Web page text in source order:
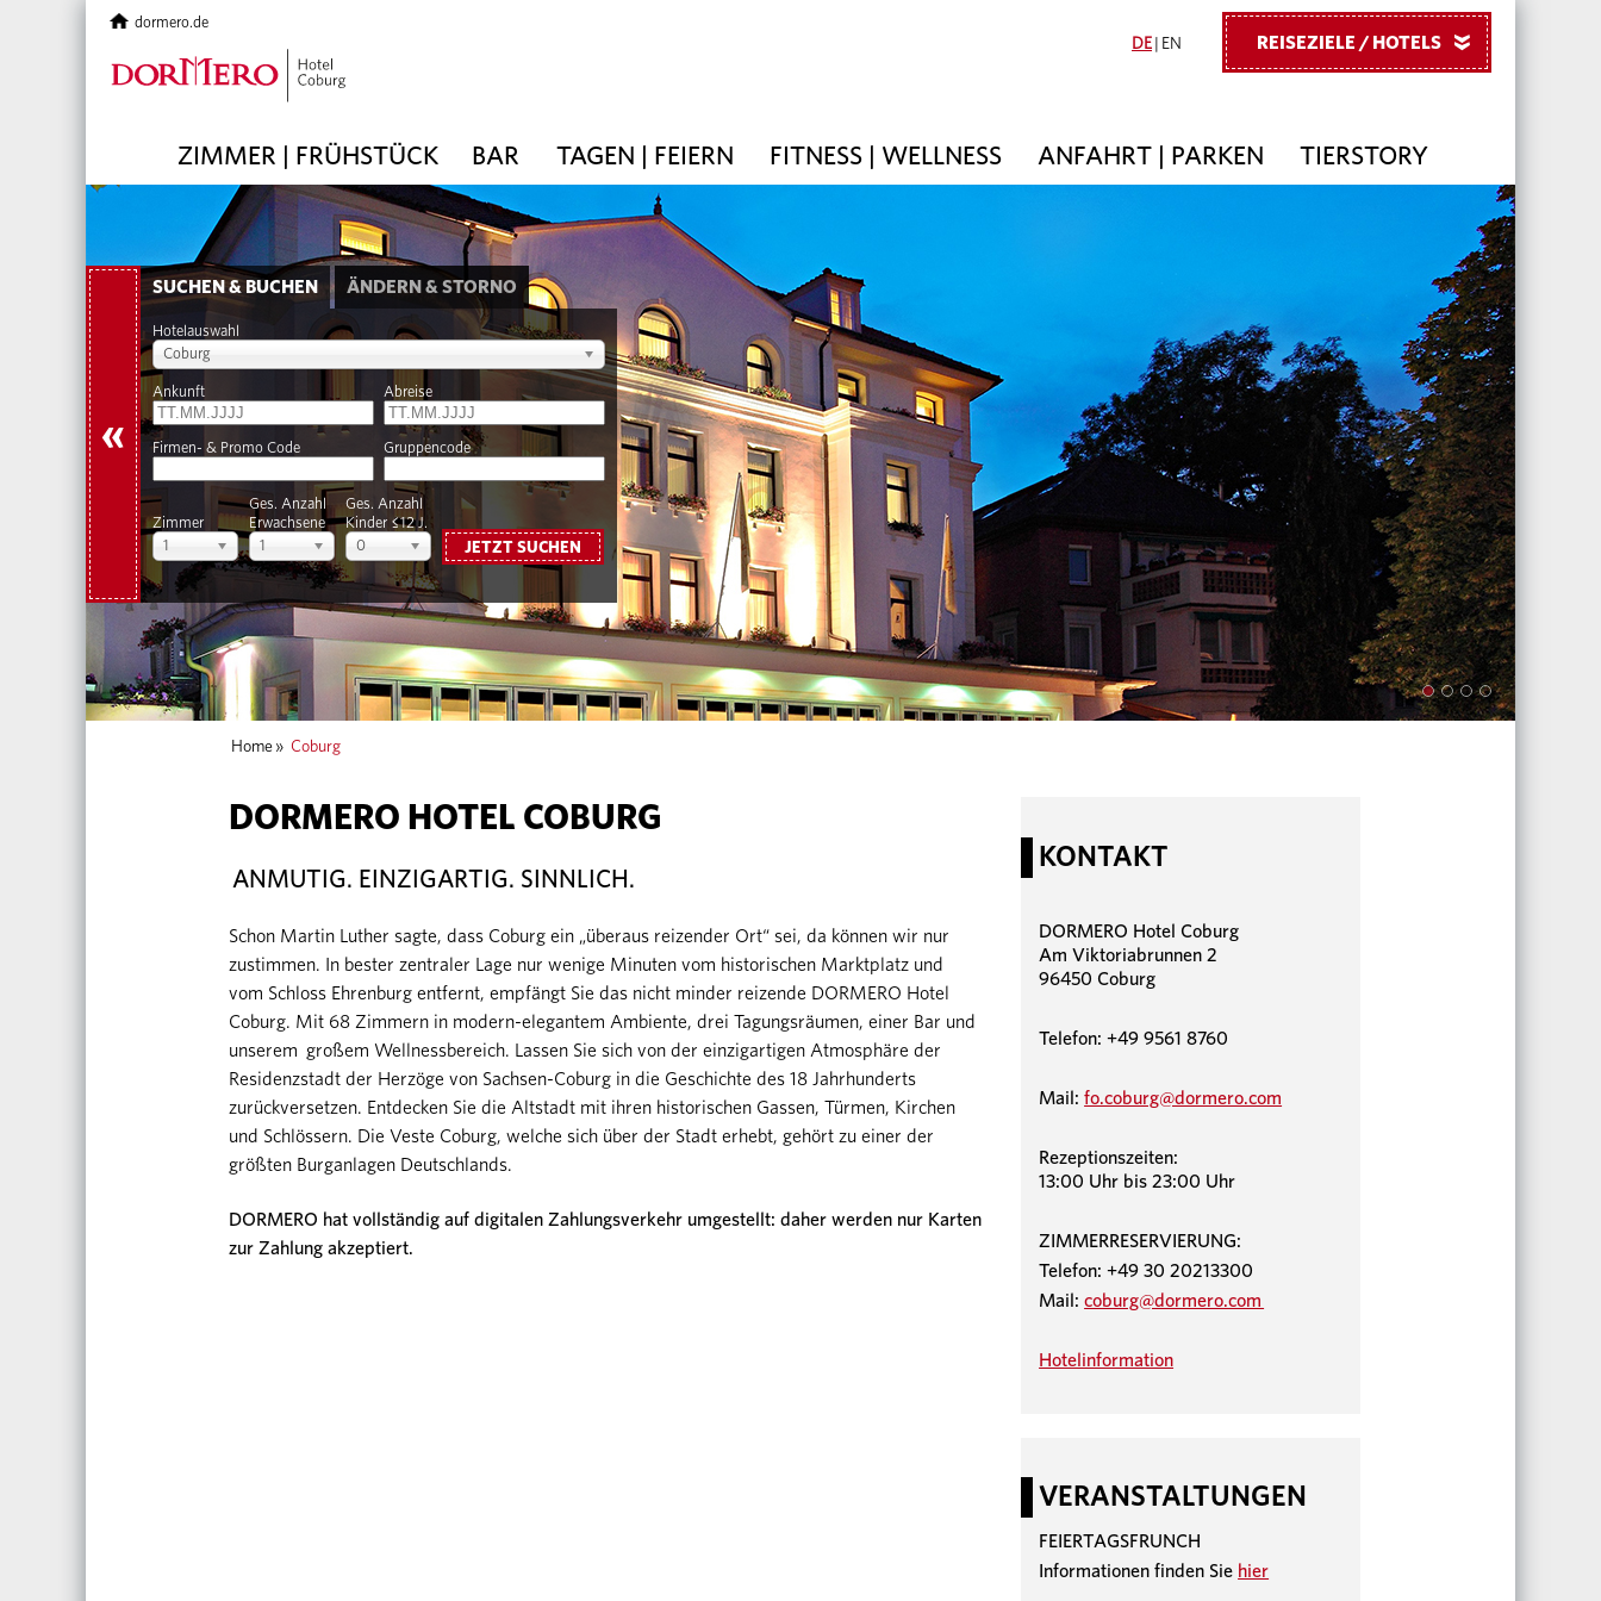
DE EN
ZIMMER | FRÜHSTÜCK BAR TAGEN | FEIERN FITNESS | WELLNESS ANFAHRT | PARKEN TIERSTORY
dormero.de
REISEZIELE / HOTELS »
«
SUCHEN & BUCHEN ÄNDERN & STORNO
Hotelauswahl
Coburg
Ankunft Abreise
Firmen- & Promo Code Gruppencode
Zimmer
1
Ges. Anzahl
Erwachsene
1
Ges. Anzahl
Kinder ≤12 J.
0
JETZT SUCHEN
Home » Coburg
DORMERO HOTEL COBURG
ANMUTIG. EINZIGARTIG. SINNLICH.
Schon Martin Luther sagte, dass Coburg ein „überaus reizender Ort“ sei, da können wir nur
zustimmen. In bester zentraler Lage nur wenige Minuten vom historischen Marktplatz und
vom Schloss Ehrenburg entfernt, empfängt Sie das nicht minder reizende DORMERO Hotel
Coburg. Mit 68 Zimmern in modern-elegantem Ambiente, drei Tagungsräumen, einer Bar und
unserem großem Wellnessbereich. Lassen Sie sich von der einzigartigen Atmosphäre der
Residenzstadt der Herzöge von Sachsen-Coburg in die Geschichte des 18 Jahrhunderts
zurückversetzen. Entdecken Sie die Altstadt mit ihren historischen Gassen, Türmen, Kirchen
und Schlössern. Die Veste Coburg, welche sich über der Stadt erhebt, gehört zu einer der
größten Burganlagen Deutschlands.
DORMERO hat vollständig auf digitalen Zahlungsverkehr umgestellt: daher werden nur Karten
zur Zahlung akzeptiert.
KONTAKT
DORMERO Hotel Coburg
Am Viktoriabrunnen 2
96450 Coburg
Telefon: +49 9561 8760
Mail:fo.coburg@dormero.com
Rezeptionszeiten:
13:00 Uhr bis 23:00 Uhr
ZIMMERRESERVIERUNG:
Telefon: +49 30 20213300
Mail:coburg@dormero.com
Hotelinformation
VERANSTALTUNGEN
FEIERTAGSFRUNCH
Informationen finden Sie hier